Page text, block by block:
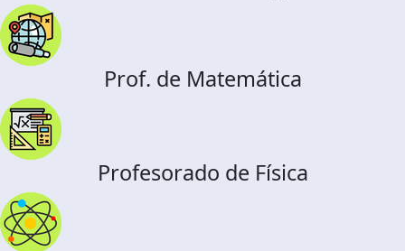
Prof. de Matemática
Profesorado de Física